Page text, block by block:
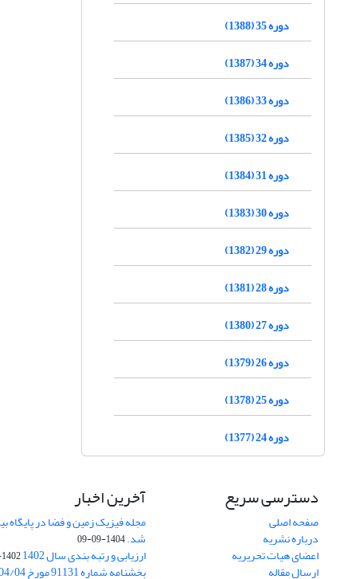
دوره 35 (1388)
دوره 34 (1387)
دوره 33 (1386)
دوره 32 (1385)
دوره 31 (1384)
دوره 30 (1383)
دوره 29 (1382)
دوره 28 (1381)
دوره 27 (1380)
دوره 26 (1379)
دوره 25 (1378)
دوره 24 (1377)
دسترسی سریع
صفحه اصلی
درباره نشریه
اعضای هیات تحریریه
ارسال مقاله
آخرین اخبار
شد.1404-09-09
ارزیابی و رتبه بندی سال 1402 1402-07-01
بخشنامه شماره 91131 مورخ 1402/04/04